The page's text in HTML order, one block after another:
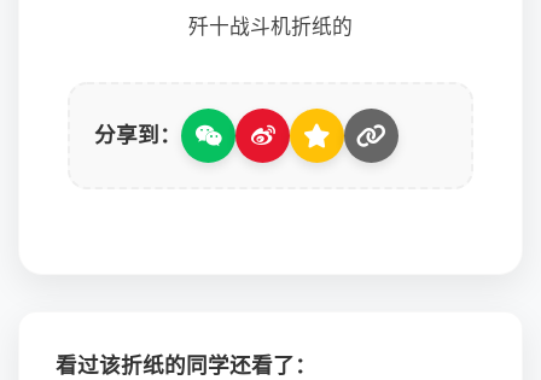
歼十战斗机折纸的
分享到：
看过该折纸的同学还看了：